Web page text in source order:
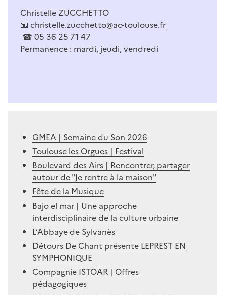
Christelle ZUCCHETTO
📧 christelle.zucchetto@ac-toulouse.fr
☎ 05 36 25 71 47
Permanence : mardi, jeudi, vendredi
GMEA | Semaine du Son 2026
Toulouse les Orgues | Festival
Boulevard des Airs | Rencontrer, partager
autour de "Je rentre à la maison"
Fête de la Musique
Bajo el mar | Une approche
interdisciplinaire de la culture urbaine
L’Abbaye de Sylvanès
Détours De Chant présente LEPREST EN
SYMPHONIQUE
Compagnie ISTOAR | Offres
pédagogiques